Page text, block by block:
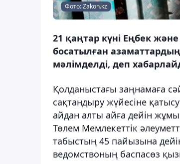
Фото: Zakon.kz
21 қаңтар күні Еңбек
босатылған азаматтардың
мәлімделді, деп
Қолданыстағы заңнамаға
сақтандыру жүйесіне
айдан алты айға дейін
Төлем Мемлекеттік
табыстың 45 пайызына
ведомствоның баспасөз